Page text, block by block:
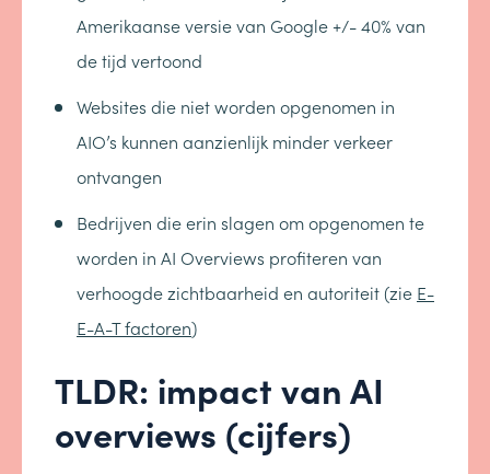
Amerikaanse versie van Google +/- 40% van
de tijd vertoond
Websites die niet worden opgenomen in
AIO’s kunnen aanzienlijk minder verkeer
ontvangen
Bedrijven die erin slagen om opgenomen te
worden in AI Overviews profiteren van
verhoogde zichtbaarheid en autoriteit (zie E-
E-A-T factoren)
TLDR: impact van AI
overviews (cijfers)